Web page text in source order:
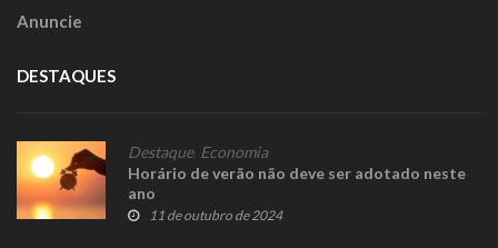
Anuncie
DESTAQUES
Destaque, Economia
Horário de verão não deve ser adotado neste
ano
11 de outubro de 2024